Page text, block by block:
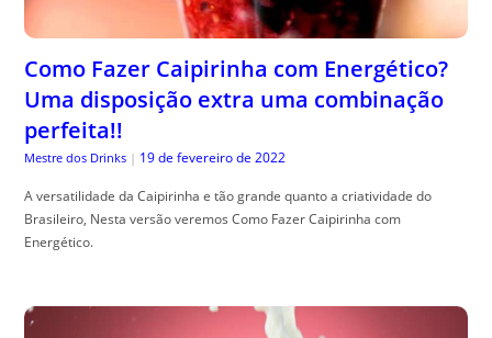
Como Fazer Caipirinha com Energético?
Uma disposição extra uma combinação
perfeita!!
Mestre dos Drinks | 19 de fevereiro de 2022
A versatilidade da Caipirinha e tão grande quanto a criatividade do
Brasileiro, Nesta versão veremos Como Fazer Caipirinha com
Energético.